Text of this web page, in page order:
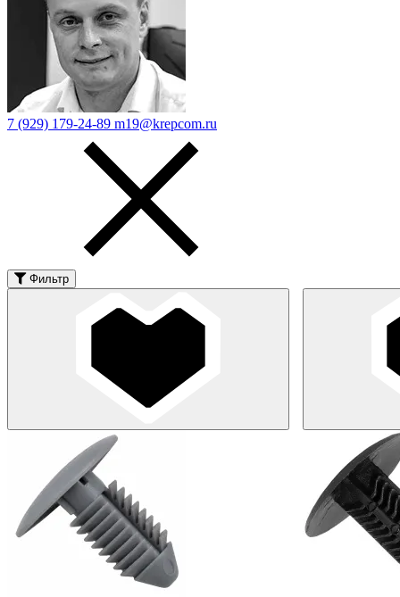
7 (929) 179-24-89 m19@krepcom.ru
Фильтр